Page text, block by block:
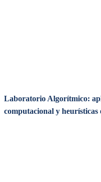
Laboratorio Algorítmico:
computacional y